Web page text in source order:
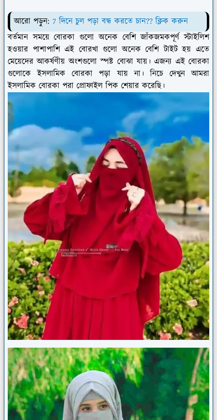
আরো পড়ুন: 7 দিনে চুল পড়া বন্ধ করতে চান?? ক্লিক করুন
বর্তমান সময়ে বোরকা গুলো অনেক বেশি জাঁকজমকপূর্ণ স্টাইলিশ
হওয়ার পাশাপাশি এই বোরখা গুলো অনেক বেশি টাইট হয় এতে
মেয়েদের আকর্ষণীয় অংশগুলো স্পষ্ট বোঝা যায়। এজন্য এই বোরকা
গুলোকে ইসলামিক বোরকা পড়া যায় না। নিচে দেখুন আমরা
ইসলামিক বোরকা পরা প্রোফাইল পিক শেয়ার করেছি।